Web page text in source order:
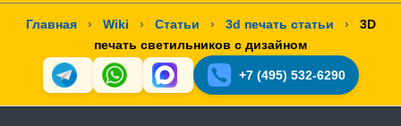
Главная › Wiki › Статьи › 3d печать статьи ›
3D
печать светильников с дизайном
+7 (495) 532-6290